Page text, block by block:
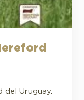
del Uruguay.